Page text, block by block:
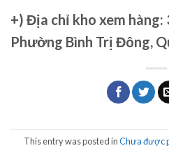
+) Địa chỉ kho xem hàng:
Phường Bình Trị Đông,
This entry was posted inChưa được